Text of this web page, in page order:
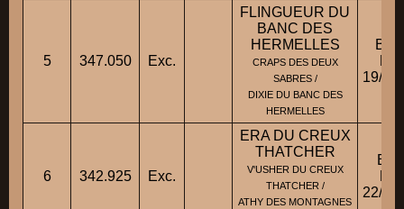
5 347.050 Exc.
FLINGUEUR DU
BANC DES
HERMELLES
CRAPS DES DEUX
SABRES /
DIXIE DU BANC DES
HERMELLES
19/
6 342.925 Exc.
ERA DU CREUX
THATCHER
V'USHER DU CREUX
THATCHER /
ATHY DES MONTAGNES
22/